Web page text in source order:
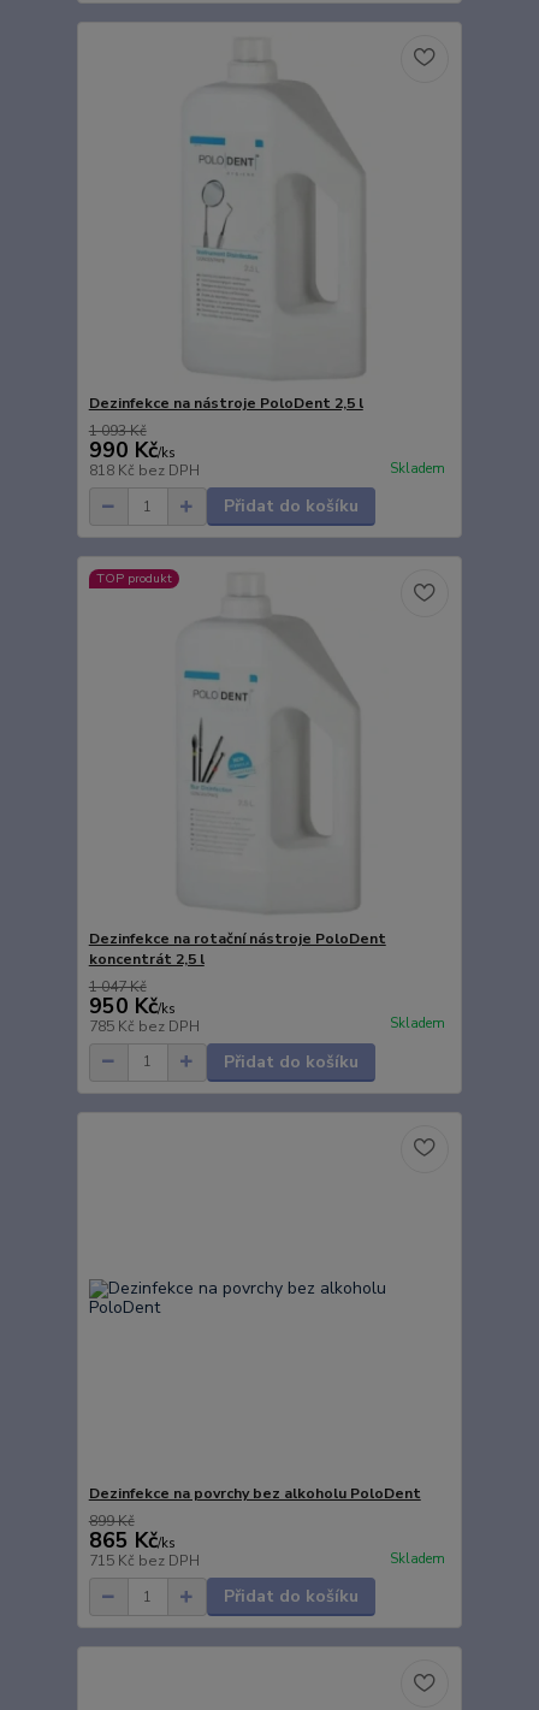
Dezinfekce na nástroje PoloDent 2,5 l
1 093 Kč
990 Kč/ks
818 Kč bez DPH Skladem
Přidat do košíku
TOP produkt
Dezinfekce na rotační nástroje PoloDent
koncentrát 2,5 l
1 047 Kč
950 Kč/ks
785 Kč bez DPH Skladem
Přidat do košíku
Dezinfekce na povrchy bez alkoholu PoloDent
899 Kč
865 Kč/ks
715 Kč bez DPH Skladem
Přidat do košíku